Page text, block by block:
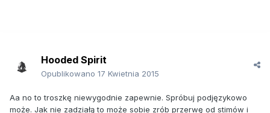
Hooded Spirit
Opublikowano 17 Kwietnia 2015
Aa no to troszkę niewygodnie zapewnie. Spróbuj podjęzykowo
może. Jak nie zadziałą to może sobie zrób przerwę od stimów i